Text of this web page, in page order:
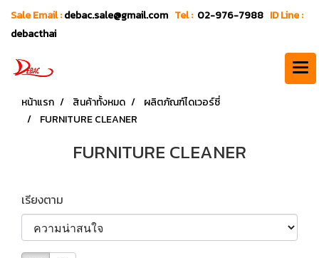
Sale Email :debac.sale@gmail.com Tel : 02-976-7988 ID Line :
debacthai
หน้าแรก สินค้าทั้งหมด
ผลิตภัณฑ์ไดเวอร์ซี่
FURNITURE CLEANER
FURNITURE CLEANER
เรียงตาม